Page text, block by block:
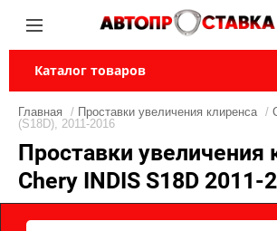
Каталог товаров
Главная / Проставки увеличения клиренса /
(S18D), 2011-2016
Проставки увеличения
Chery INDIS S18D 2011-